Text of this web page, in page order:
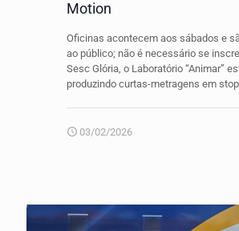
Motion
Oficinas acontecem aos sábados e
ao público; não é necessário se
Sesc Glória, o Laboratório “Animar”
produzindo curtas-metragens em
03/02/2026